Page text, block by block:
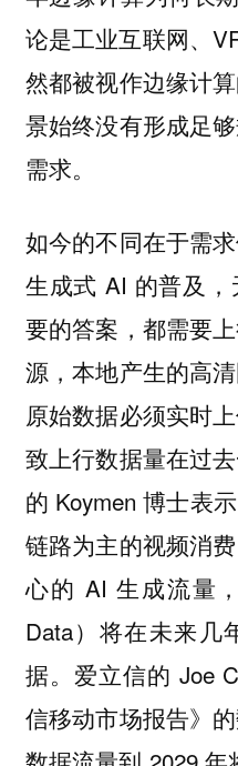
论是工业互联网、
然都被视作边缘计
景始终没有形成足
需求。
如今的不同在于需
生成式 AI 的普及
要的答案，都需要
源，本地产生的高
原始数据必须实时
致上行数据量在过
的 Koymen 博士表
链路为主的视频消
心的 AI 生成流量
Data）将在未来几
据。爱立信的 Joe
信移动市场报告》